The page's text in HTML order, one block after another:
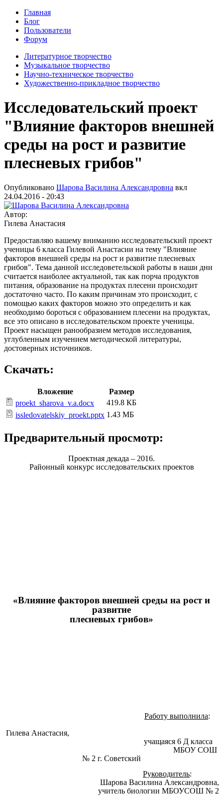
Главная
Блог
Пользователи
Форум
Литературное творчество
Музыкальное творчество
Научно-техническое творчество
Художественно-прикладное творчество
Исследовательский проект
"Влияние факторов внешней
среды на рост и развитие
плесневых грибов"
Опубликовано Шарова Василина Александровна вкл
24.04.2016 - 20:43
Автор:
Гилева Анастасия
Предоставляю вашему вниманию исследовательский проект
ученицы 6 класса Гилевой Анастасии на тему "Влияние
факторов внешней среды на рост и развитие плесневых
грибов". Тема данной исследоветельской работы в наши дни
считается наиболее актуальной, так как порча продуктов
питания, образование на продуктах плесени происходит
достаточно часто. По каким причинам это происходит, с
помощью каких факторов можно это определить и как
необходимо бороться с образованием плесени на продуктах,
все это описано в исследовательском проекте ученицы.
Проект насыщен ранообразием методов исследования,
углубленным изучением методической литературы,
достоверных источников.
Скачать:
Вложение
Размер
proekt_sharova_v.a.docx
419.8 КБ
issledovatelskiy_proekt.pptx 1.43 МБ
Предварительный просмотр:
Проектная декада – 2016.
Районный конкурс исследовательских проектов
«Влияние факторов внешней среды на рост и
развитие
плесневых грибов»
Работу выполнила:
Гилева Анастасия,
учащаяся 6 Д класса
МБОУ СОШ
№ 2 г. Советский
Руководитель:
Шарова Василина Александровна,
учитель биологии МБОУСОШ № 2